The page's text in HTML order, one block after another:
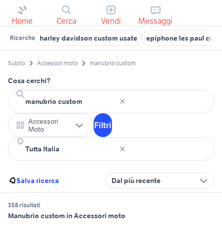
Home Cerca Vendi Messaggi
Ricerche harley davidson custom usate epiphone les paul
Subito Accessori moto manubrio custom
Cosa cerchi?
Accessori
Moto
Filtri
Salva ricerca Dal più recente
358 risultati
Manubrio custom in Accessori moto